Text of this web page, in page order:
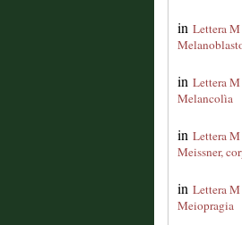
in Lettera M
in Lettera M
Melancolìa
in Lettera M
Meissner,
in Lettera M
Meiopragia